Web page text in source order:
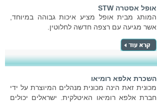
אופל אסטרה STW
המותג מבית אופל מציע איכות גבוהה במיוחד,
אשר מגיעה עם רצפה חדשה לחלוטין.
השכרת אלפא רומיאו
מכונית זאת הינה מכונית מנהלים המיוצרת על ידי
חברת אלפא רומיאו האיטלקית. ישראלים יכולים